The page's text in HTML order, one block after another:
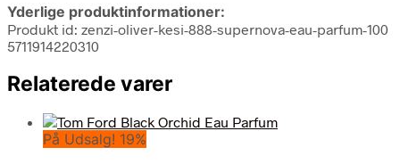
Yderlige produktinformationer:
Produkt id: zenzi-oliver-kesi-888-supernova-eau-parfum-100
5711914220310
Relaterede varer
På Udsalg! 19%